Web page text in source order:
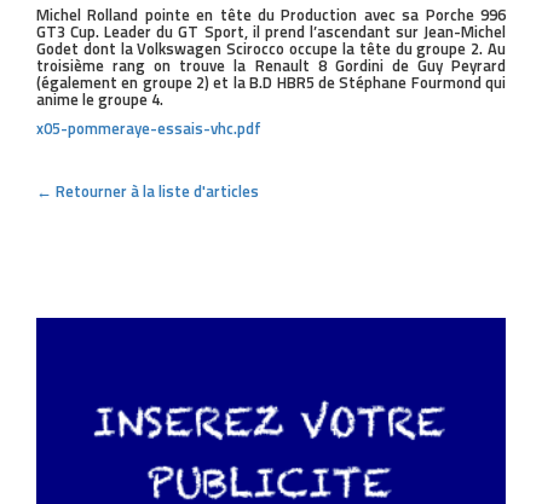
Michel Rolland pointe en tête du Production avec sa Porche 996
GT3 Cup. Leader du GT Sport, il prend l’ascendant sur Jean-Michel
Godet dont la Volkswagen Scirocco occupe la tête du groupe 2. Au
troisième rang on trouve la Renault 8 Gordini de Guy Peyrard
(également en groupe 2) et la B.D HBR5 de Stéphane Fourmond qui
anime le groupe 4.
x05-pommeraye-essais-vhc.pdf
← Retourner à la liste d'articles